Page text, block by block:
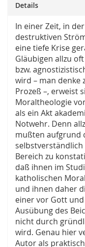
Details
In einer Zeit, in
destruktiven
eine tiefe Krise
Gläubigen allzu
bzw.
wird – man denke
Prozeß –, erweist
Moraltheologie
als ein Akt
Notwehr. Denn
mußten aufgrund
Bereich zu
daß ihnen im
katholischen
und ihnen daher
einer vor Gott
Ausübung des
nicht durch
wird. Genau hier
Autor als